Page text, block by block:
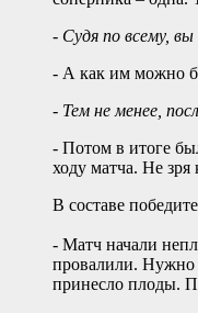
- Судя по всему,
- А как им можно
- Тем не менее,
- Потом в итоге
ходу матча. Не зря
В составе
- Матч начали
провалили. Нужно
принесло плоды.